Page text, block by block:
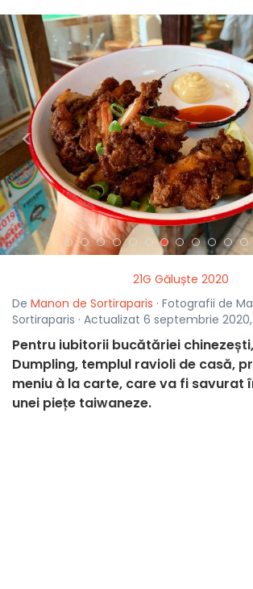
<
21G Găluște 2020
De Manon de Sortiraparis · Fotografii de
Sortiraparis · Actualizat 6 septembrie 2020,
Pentru iubitorii bucătăriei chinezești,
Dumpling, templul ravioli de casă,
meniu à la carte, care va fi savurat
unei piețe taiwaneze.